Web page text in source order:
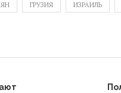
ГРУЗИЯ ИЗРАИЛЬ